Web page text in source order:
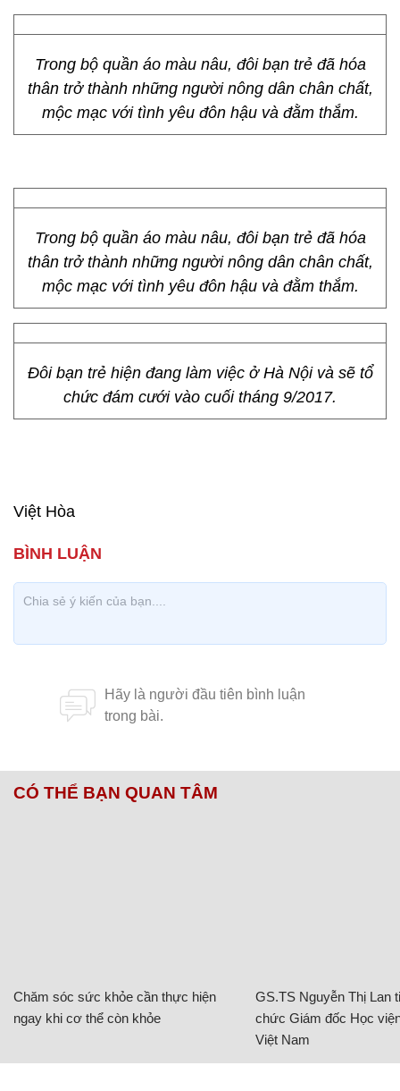
Trong bộ quần áo màu nâu, đôi bạn trẻ đã hóa
thân trở thành những người nông dân chân chất,
mộc mạc với tình yêu đôn hậu và đằm thắm.
Trong bộ quần áo màu nâu, đôi bạn trẻ đã hóa
thân trở thành những người nông dân chân chất,
mộc mạc với tình yêu đôn hậu và đằm thắm.
Đôi bạn trẻ hiện đang làm việc ở Hà Nội và sẽ tổ
chức đám cưới vào cuối tháng 9/2017.
Việt Hòa
CÓ THỂ BẠN QUAN TÂM
Chăm sóc sức khỏe cần thực hiện
ngay khi cơ thể còn khỏe
GS.TS Nguyễn Thị Lan
chức Giám đốc Học
Việt Nam